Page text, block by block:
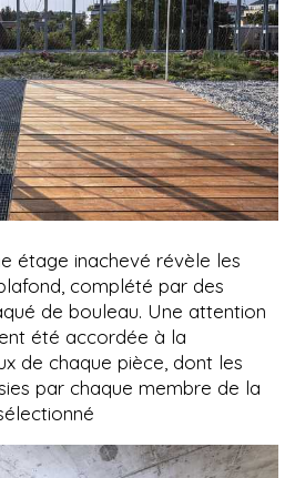
étage inachevé révèle les
complété par des
de bouleau. Une attention
été accordée à la
de chaque pièce, dont les
par chaque membre de la